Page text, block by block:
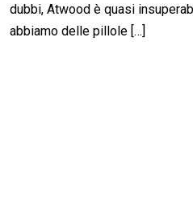
dubbi, Atwood è quasi
abbiamo delle pillole […]